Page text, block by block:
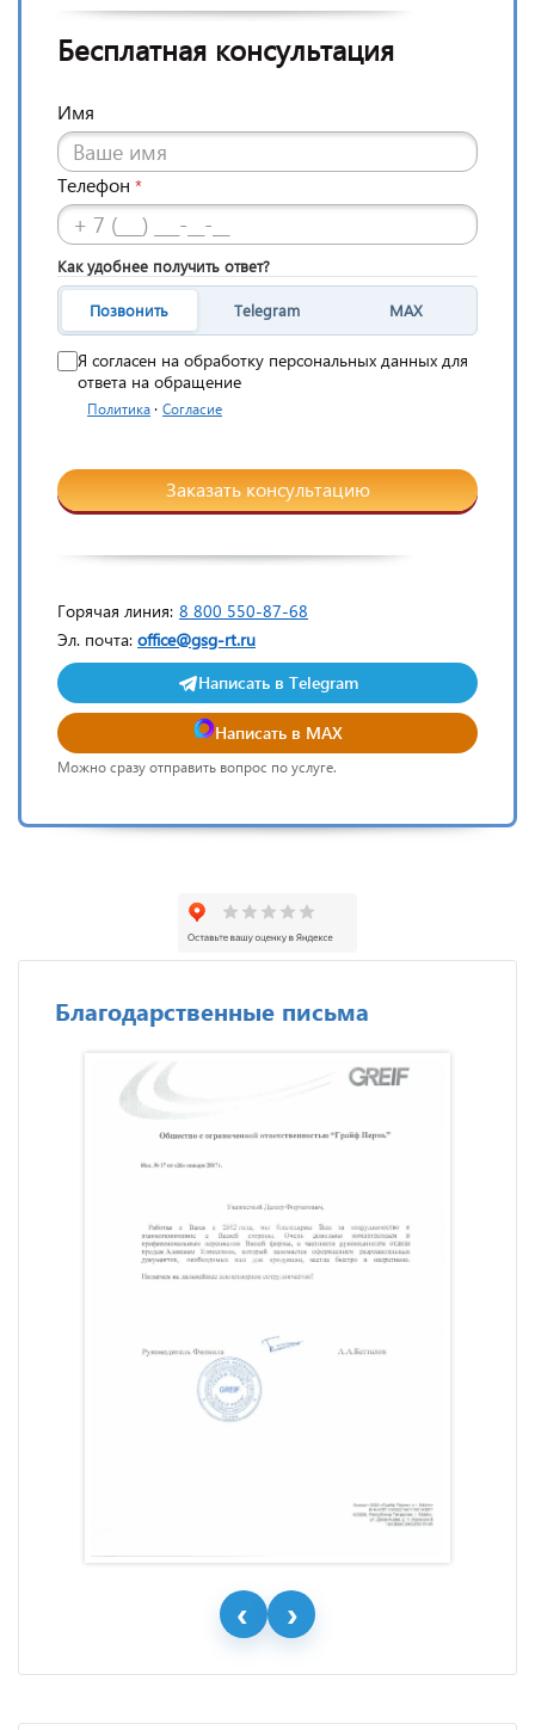
Бесплатная консультация
Имя
Телефон *
Как удобнее получить ответ?
Позвонить Telegram MAX
Я согласен на обработку персональных данных для
ответа на обращение
Политика · Согласие
Заказать консультацию
Горячая линия: 8 800 550-87-68
Эл. почта: office@gsg-rt.ru
Написать в Telegram
Написать в MAX
Можно сразу отправить вопрос по услуге.
Благодарственные письма